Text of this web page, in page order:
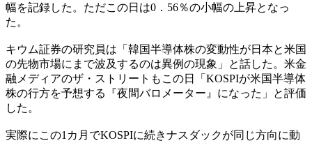
幅を記録した。ただこの日は0．56％の小幅の上昇となっ
た。
キウム証券の研究員は「韓国半導体株の変動性が日本と米国
の先物市場にまで波及するのは異例の現象」と話した。米金
融メディアのザ・ストリートもこの日「KOSPIが米国半導体
株の行方を予想する『夜間バロメーター』になった」と評価
した。
実際にこの1カ月でKOSPIに続きナスダックが同じ方向に動